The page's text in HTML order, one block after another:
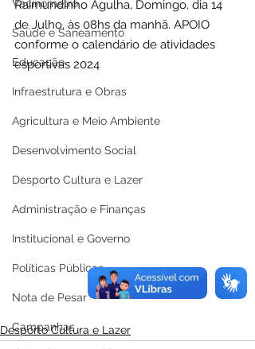
Vacinômetro
Saúde e Saneamento
Educação
Infraestrutura e Obras
Agricultura e Meio Ambiente
Desenvolvimento Social
Desporto Cultura e Lazer
Administração e Finanças
Institucional e Governo
Políticas Públicas
Nota de Pesar
Campanhas
Raimundinho Agulha, Domingo, dia 14
de Julho, às 08hs da manhã. APOIO
conforme o calendário de atividades
esportivas 2024
Desporto Cultura e Lazer